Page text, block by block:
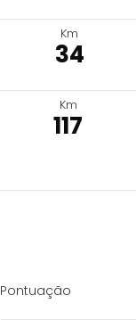
Km
34
Km
117
Pontuação